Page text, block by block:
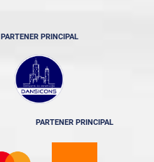
PARTENER PRINCIPAL
PARTENER PRINCIPAL